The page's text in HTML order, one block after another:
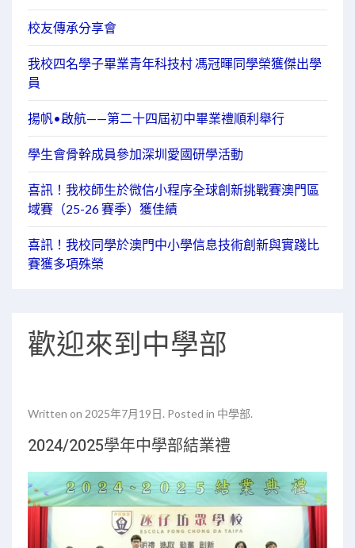
校友傳承分享會
我校四名學子畢業青年科技村 馮冠暉同學榮獲傑出學
員
揚帆•啟航——第二十四屆初中畢業禮順利舉行
學生會骨幹成員參加深圳愛國研學活動
喜訊！我校師生於微信小程序全球創新挑戰賽澳門區
域賽（25-26 賽季）獲佳績
喜訊！我校同學於澳門中小學信息技術創新與實踐比
賽獲多項殊榮
歡迎來到中學部
Written on 2025年7月19日. Posted in 中學部.
2024/2025學年中學部結業禮